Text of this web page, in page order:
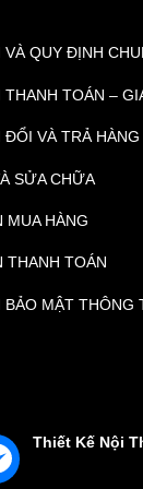
VÀ QUY ĐỊNH
THANH TOÁN –
ĐỔI VÀ TRẢ HÀNG
SỬA CHỮA
MUA HÀNG
THANH TOÁN
BẢO MẬT THÔNG
Thiết Kế Nội